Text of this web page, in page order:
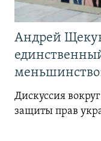
Андрей
Дискуссия
защиты прав